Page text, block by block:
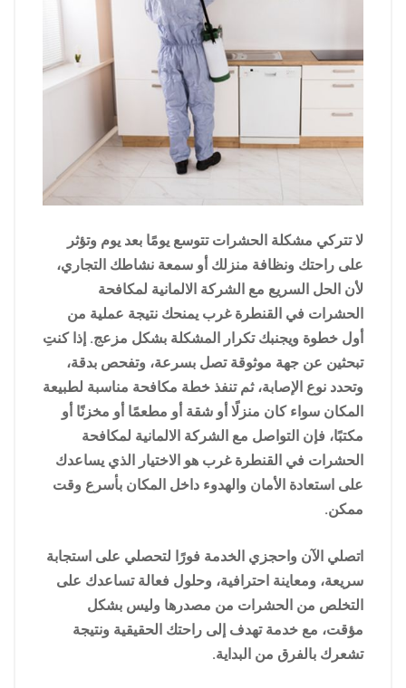
لا تتركي مشكلة الحشرات تتوسع يومًا بعد يوم وتؤثر
على راحتك ونظافة منزلك أو سمعة نشاطك التجاري،
لأن الحل السريع مع الشركة الالمانية لمكافحة
الحشرات في القنطرة غرب يمنحك نتيجة عملية من
أول خطوة ويجنبك تكرار المشكلة بشكل مزعج. إذا كنتِ
تبحثين عن جهة موثوقة تصل بسرعة، وتفحص بدقة،
وتحدد نوع الإصابة، ثم تنفذ خطة مكافحة مناسبة لطبيعة
المكان سواء كان منزلًا أو شقة أو مطعمًا أو مخزنًا أو
مكتبًا، فإن التواصل مع الشركة الالمانية لمكافحة
الحشرات في القنطرة غرب هو الاختيار الذي يساعدك
على استعادة الأمان والهدوء داخل المكان بأسرع وقت
ممكن.
اتصلي الآن واحجزي الخدمة فورًا لتحصلي على استجابة
سريعة، ومعاينة احترافية، وحلول فعالة تساعدك على
التخلص من الحشرات من مصدرها وليس بشكل
مؤقت، مع خدمة تهدف إلى راحتك الحقيقية ونتيجة
تشعرك بالفرق من البداية.